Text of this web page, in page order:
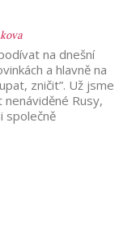
na dnešní
a hlavně na
zničit”. Už jsme
Rusy,
společně